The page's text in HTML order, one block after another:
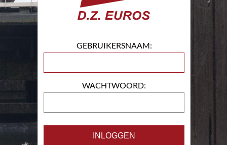
GEBRUIKERSNAAM:
WACHTWOORD:
INLOGGEN